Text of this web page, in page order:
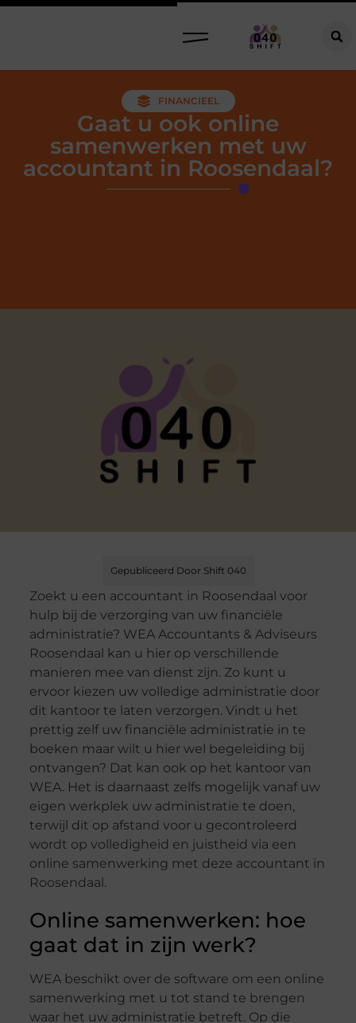
FINANCIEEL
Gaat u ook online
samenwerken met uw
accountant in Roosendaal?
Gepubliceerd Door Shift 040
Zoekt u een accountant in Roosendaal voor
hulp bij de verzorging van uw financiële
administratie? WEA Accountants & Adviseurs
Roosendaal kan u hier op verschillende
manieren mee van dienst zijn. Zo kunt u
ervoor kiezen uw volledige administratie door
dit kantoor te laten verzorgen. Vindt u het
prettig zelf uw financiële administratie in te
boeken maar wilt u hier wel begeleiding bij
ontvangen? Dat kan ook op het kantoor van
WEA. Het is daarnaast zelfs mogelijk vanaf uw
eigen werkplek uw administratie te doen,
terwijl dit op afstand voor u gecontroleerd
wordt op volledigheid en juistheid via een
online samenwerking met deze accountant in
Roosendaal.
Online samenwerken: hoe
gaat dat in zijn werk?
WEA beschikt over de software om een online
samenwerking met u tot stand te brengen
waar het uw administratie betreft. Op die